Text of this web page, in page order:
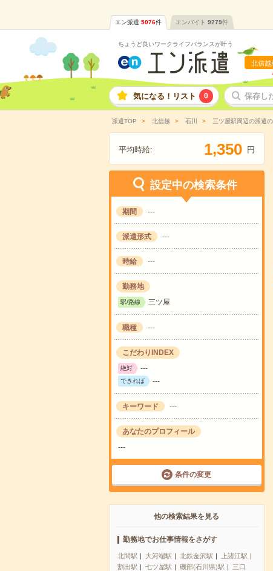
エン派遣 5076件 エンバイト 9279件
ちょうど良いワークライフバランスが叶う
北信越
気になる！リスト 0 保存し
派遣TOP 北信越 石川 三ツ屋駅周辺の派遣
平均時給: 1,350 円
設定中の検索条件
期間 ---
派遣形式 ---
時給 ---
勤務地
駅/路線 三ツ屋
職種 ---
こだわりINDEX
絶対 ---
できれば ---
キーワード ---
あなたのプロフィール
---
条件の変更
他の検索結果を見る
勤務地でお仕事情報をさがす
北間駅 大河端駅 北鉄金沢駅
上諸江駅
割出駅
七ツ屋駅 磯部(石川県)駅
三口